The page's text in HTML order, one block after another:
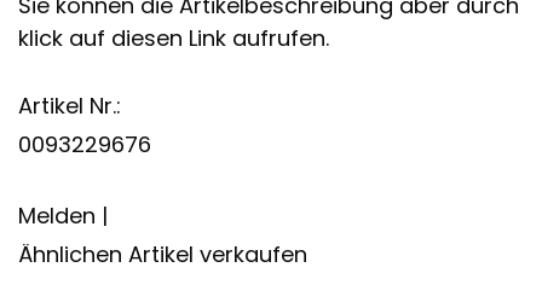
klick auf diesen Link aufrufen.
Artikel Nr.:
0093229676
Melden |
Ähnlichen Artikel verkaufen